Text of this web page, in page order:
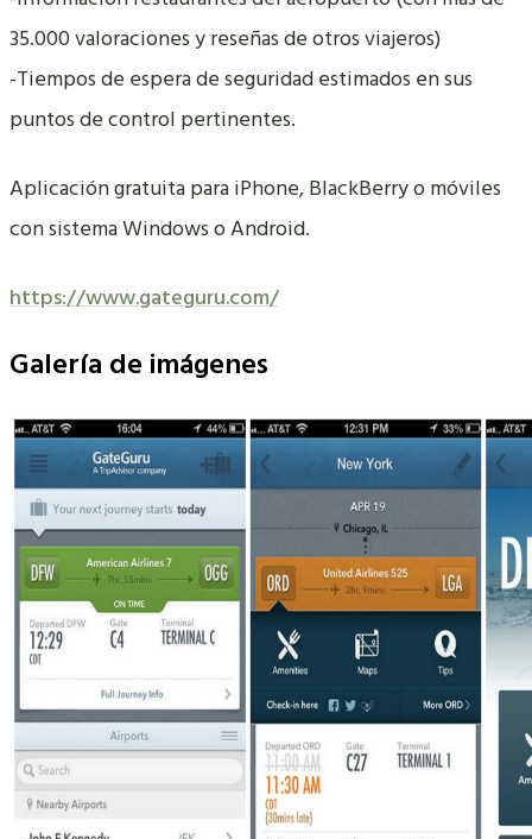
35.000 valoraciones y reseñas de otros viajeros)
-Tiempos de espera de seguridad estimados en sus
puntos de control pertinentes.
Aplicación gratuita para iPhone, BlackBerry o móviles
con sistema Windows o Android.
https://www.gateguru.com/
Galería de imágenes